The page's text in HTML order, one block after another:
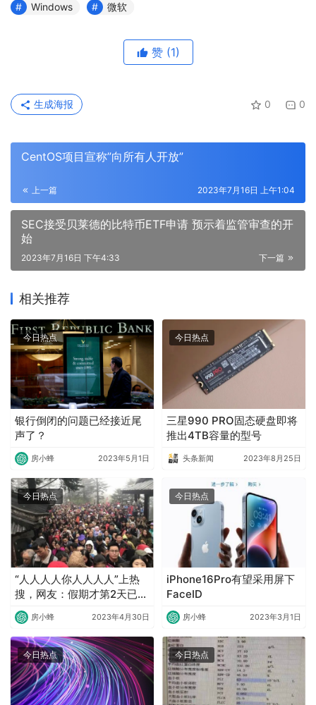
Windows 微软
赞 (1)
0 0
生成海报
CentOS项目宣称”向所有人开放”
上一篇 2023年7月16日 上午1:04
SEC接受贝莱德的比特币ETF申请 预示着监管审查的开
始
下一篇
2023年7月16日 下午4:33
相关推荐
今日热点
银行倒闭的问题已经接近尾
声了？
房小蜂 2023年5月1日
今日热点
三星990 PRO固态硬盘即将
推出4TB容量的型号
头条新闻 2023年8月25日
今日热点
“人人人人你人人人人”上热
搜，网友：假期才第2天已经
玩累了
房小蜂 2023年4月30日
今日热点
iPhone16Pro有望采用屏下
FaceID
房小蜂 2023年3月1日
今日热点 今日热点